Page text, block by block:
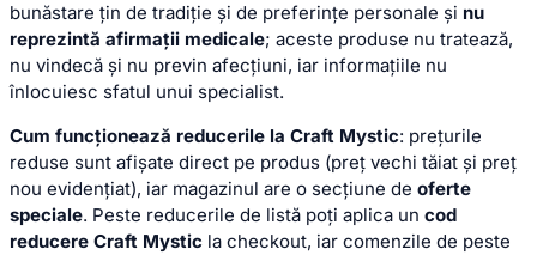
bunăstare țin de tradiție și de preferințe personale și nu
reprezintă afirmații medicale; aceste produse nu tratează,
nu vindecă și nu previn afecțiuni, iar informațiile nu
înlocuiesc sfatul unui specialist.
Cum funcționează reducerile la Craft Mystic: prețurile
reduse sunt afișate direct pe produs (preț vechi tăiat și preț
nou evidențiat), iar magazinul are o secțiune de oferte
speciale. Peste reducerile de listă poți aplica un cod
reducere Craft Mystic la checkout, iar comenzile de peste